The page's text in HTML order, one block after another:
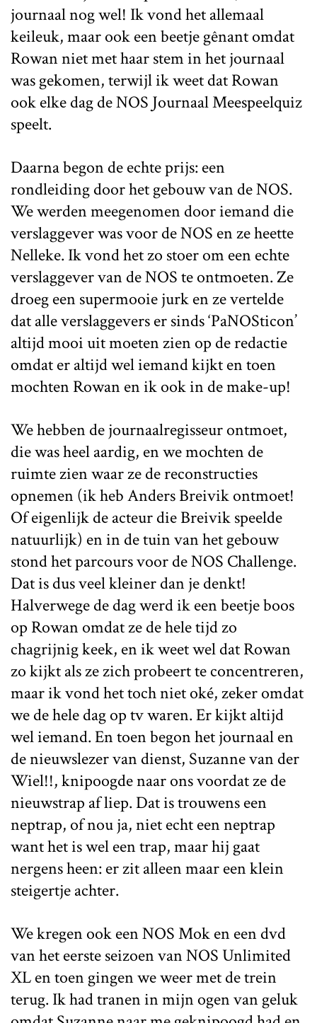
journaal nog wel! Ik vond het allemaal
keileuk, maar ook een beetje gênant omdat
Rowan niet met haar stem in het journaal
was gekomen, terwijl ik weet dat Rowan
ook elke dag de NOS Journaal Meespeelquiz
speelt.
Daarna begon de echte prijs: een
rondleiding door het gebouw van de NOS.
We werden meegenomen door iemand die
verslaggever was voor de NOS en ze heette
Nelleke. Ik vond het zo stoer om een echte
verslaggever van de NOS te ontmoeten. Ze
droeg een supermooie jurk en ze vertelde
dat alle verslaggevers er sinds ‘PaNOSticon’
altijd mooi uit moeten zien op de redactie
omdat er altijd wel iemand kijkt en toen
mochten Rowan en ik ook in de make-up!
We hebben de journaalregisseur ontmoet,
die was heel aardig, en we mochten de
ruimte zien waar ze de reconstructies
opnemen (ik heb Anders Breivik ontmoet!
Of eigenlijk de acteur die Breivik speelde
natuurlijk) en in de tuin van het gebouw
stond het parcours voor de NOS Challenge.
Dat is dus veel kleiner dan je denkt!
Halverwege de dag werd ik een beetje boos
op Rowan omdat ze de hele tijd zo
chagrijnig keek, en ik weet wel dat Rowan
zo kijkt als ze zich probeert te concentreren,
maar ik vond het toch niet oké, zeker omdat
we de hele dag op tv waren. Er kijkt altijd
wel iemand. En toen begon het journaal en
de nieuwslezer van dienst, Suzanne van der
Wiel!!, knipoogde naar ons voordat ze de
nieuwstrap af liep. Dat is trouwens een
neptrap, of nou ja, niet echt een neptrap
want het is wel een trap, maar hij gaat
nergens heen: er zit alleen maar een klein
steigertje achter.
We kregen ook een NOS Mok en een dvd
van het eerste seizoen van NOS Unlimited
XL en toen gingen we weer met de trein
terug. Ik had tranen in mijn ogen van geluk